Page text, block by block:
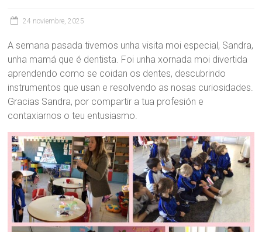
24 noviembre, 2025
A semana pasada tivemos unha visita moi especial, Sandra,
unha mamá que é dentista. Foi unha xornada moi divertida
aprendendo como se coidan os dentes, descubrindo
instrumentos que usan e resolvendo as nosas curiosidades.
Gracias Sandra, por compartir a tua profesión e
contaxiarnos o teu entusiasmo.